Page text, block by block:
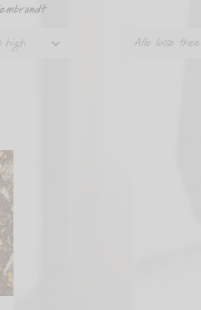
high
Alle losse thee